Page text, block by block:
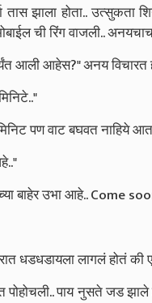
झाला होता.. उत्सुकता
ची रिंग वाजली..
आली आहेस?" अनय विचारत
पण वाट बघवत नाहिये
बाहेर उभा आहे.. Come
धडधडायला लागलं होतं की
पाय नुसते जड झाले